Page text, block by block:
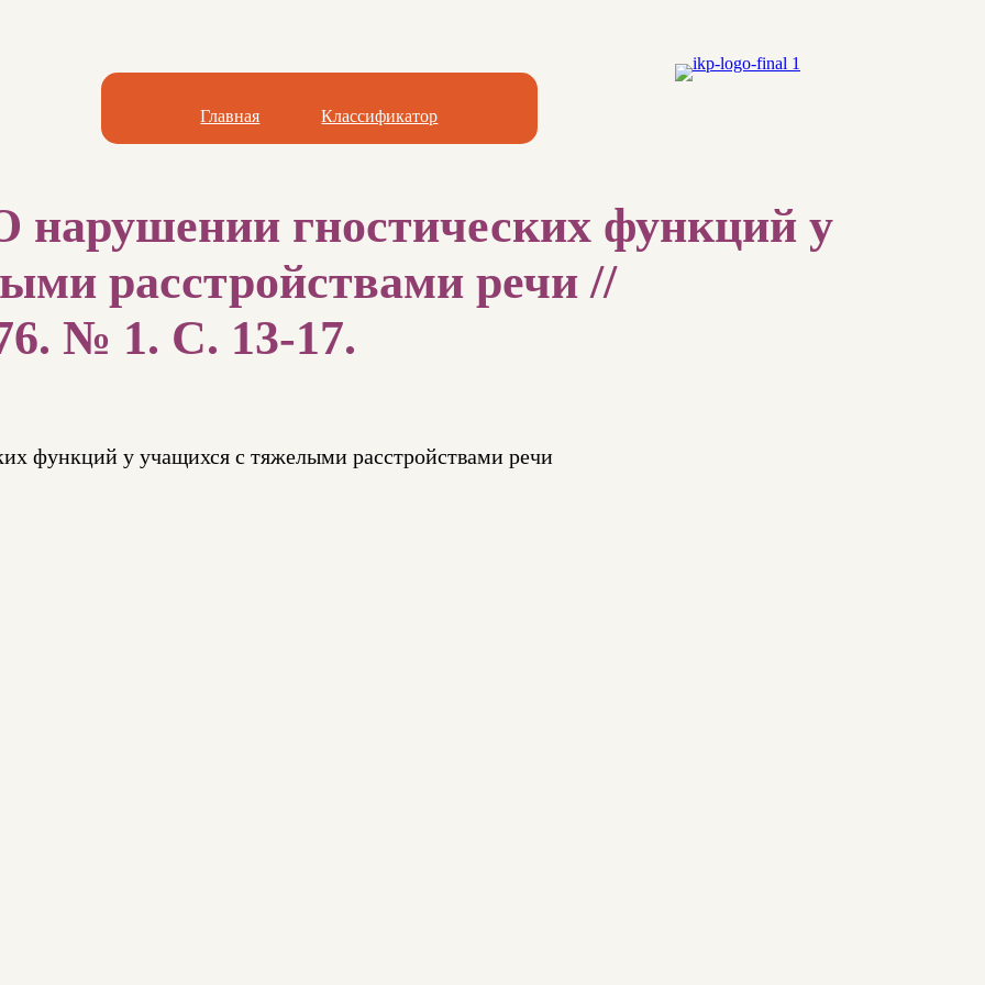
Главная Классификатор
гностических функций у
расстройствами речи //
№ 1. С. 13-17.
функций у учащихся с тяжелыми расстройствами речи